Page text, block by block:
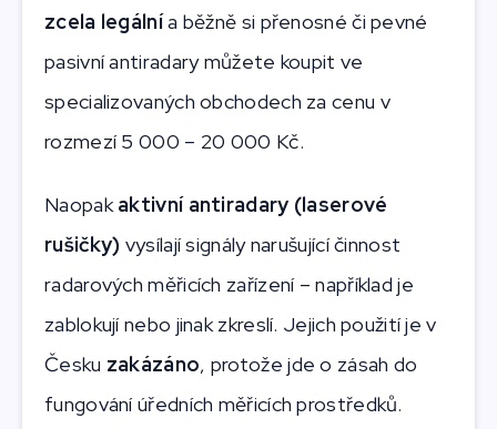
zcela legálnía běžně si přenosné či pevné
pasivní antiradary můžete koupit ve
specializovaných obchodech za cenu v
rozmezí 5 000 – 20 000 Kč.
Naopak aktivní antiradary (laserové
rušičky) vysílají signály narušující činnost
radarových měřicích zařízení – například je
zablokují nebo jinak zkreslí. Jejich použití je v
Česku zakázáno, protože jde o zásah do
fungování úředních měřicích prostředků.